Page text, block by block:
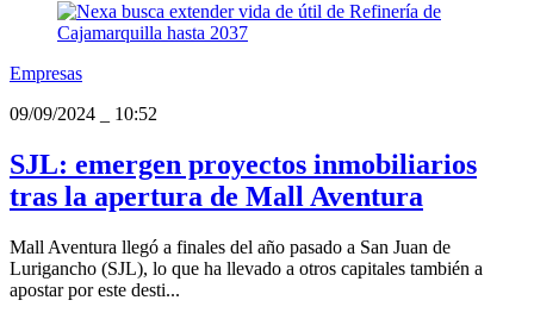
Empresas
09/09/2024
10:52
SJL: emergen proyectos inmobiliarios
tras la apertura de Mall Aventura
Mall Aventura llegó a finales del año pasado a San Juan de
Lurigancho (SJL), lo que ha llevado a otros capitales también a
apostar por este desti...